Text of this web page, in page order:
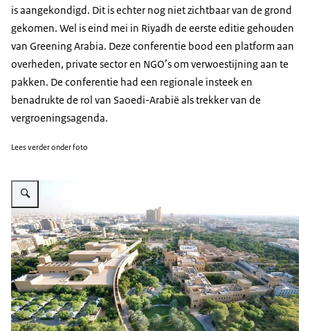
is aangekondigd. Dit is echter nog niet zichtbaar van de grond
gekomen. Wel is eind mei in Riyadh de eerste editie gehouden
van Greening Arabia. Deze conferentie bood een platform aan
overheden, private sector en NGO’s om verwoestijning aan te
pakken. De conferentie had een regionale insteek en
benadrukte de rol van Saoedi-Arabië als trekker van de
vergroeningsagenda.
Lees verder onder foto
Vergroot afbeelding Vergroening in woestijnstad Riyadh